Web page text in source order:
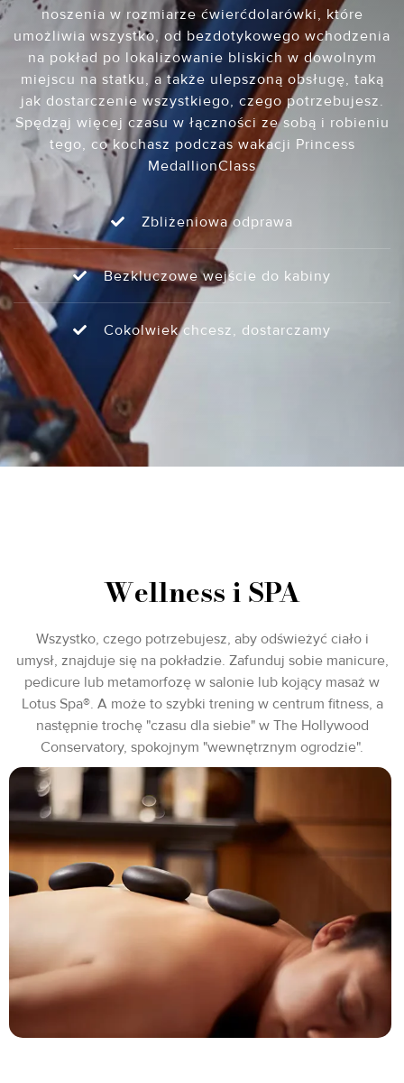
noszenia w rozmiarze ćwierćdolarówki, które
umożliwia wszystko, od bezdotykowego wchodzenia
na pokład po lokalizowanie bliskich w dowolnym
miejscu na statku, a także ulepszoną obsługę, taką
jak dostarczenie wszystkiego, czego potrzebujesz.
Spędzaj więcej czasu w łączności ze sobą i robieniu
tego, co kochasz podczas wakacji Princess
MedallionClass
Zbliżeniowa odprawa
Bezkluczowe wejście do kabiny
Cokolwiek chcesz, dostarczamy
Wellness i SPA
Wszystko, czego potrzebujesz, aby odświeżyć ciało i
umysł, znajduje się na pokładzie. Zafunduj sobie manicure,
pedicure lub metamorfozę w salonie lub kojący masaż w
Lotus Spa®. A może to szybki trening w centrum fitness, a
następnie trochę "czasu dla siebie" w The Hollywood
Conservatory, spokojnym "wewnętrznym ogrodzie".